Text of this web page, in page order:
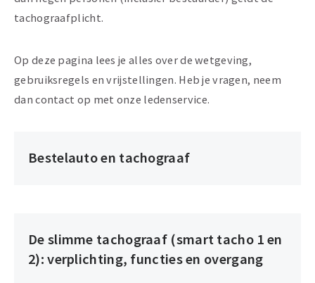
tachograafplicht.
Op deze pagina lees je alles over de wetgeving,
gebruiksregels en vrijstellingen. Heb je vragen, neem
dan contact op met onze ledenservice.
Bestelauto en tachograaf
De slimme tachograaf (smart tacho 1 en
2): verplichting, functies en overgang